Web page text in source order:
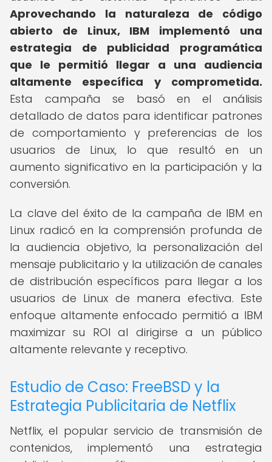
Aprovechando la naturaleza de código
abierto de Linux, IBM implementó una
estrategia de publicidad programática
que le permitió llegar a una audiencia
altamente específica y comprometida.
Esta campaña se basó en el análisis
detallado de datos para identificar patrones
de comportamiento y preferencias de los
usuarios de Linux, lo que resultó en un
aumento significativo en la participación y la
conversión.
La clave del éxito de la campaña de IBM en
Linux radicó en la comprensión profunda de
la audiencia objetivo, la personalización del
mensaje publicitario y la utilización de canales
de distribución específicos para llegar a los
usuarios de Linux de manera efectiva. Este
enfoque altamente enfocado permitió a IBM
maximizar su ROI al dirigirse a un público
altamente relevante y receptivo.
Estudio de Caso: FreeBSD y la
Estrategia Publicitaria de Netflix
Netflix, el popular servicio de transmisión de
contenidos, implementó una estrategia